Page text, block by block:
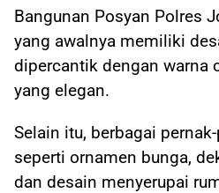
Bangunan Posyan Polres
yang awalnya memiliki
dipercantik dengan warna
yang elegan.
Selain itu, berbagai
seperti ornamen bunga,
dan desain menyerupai